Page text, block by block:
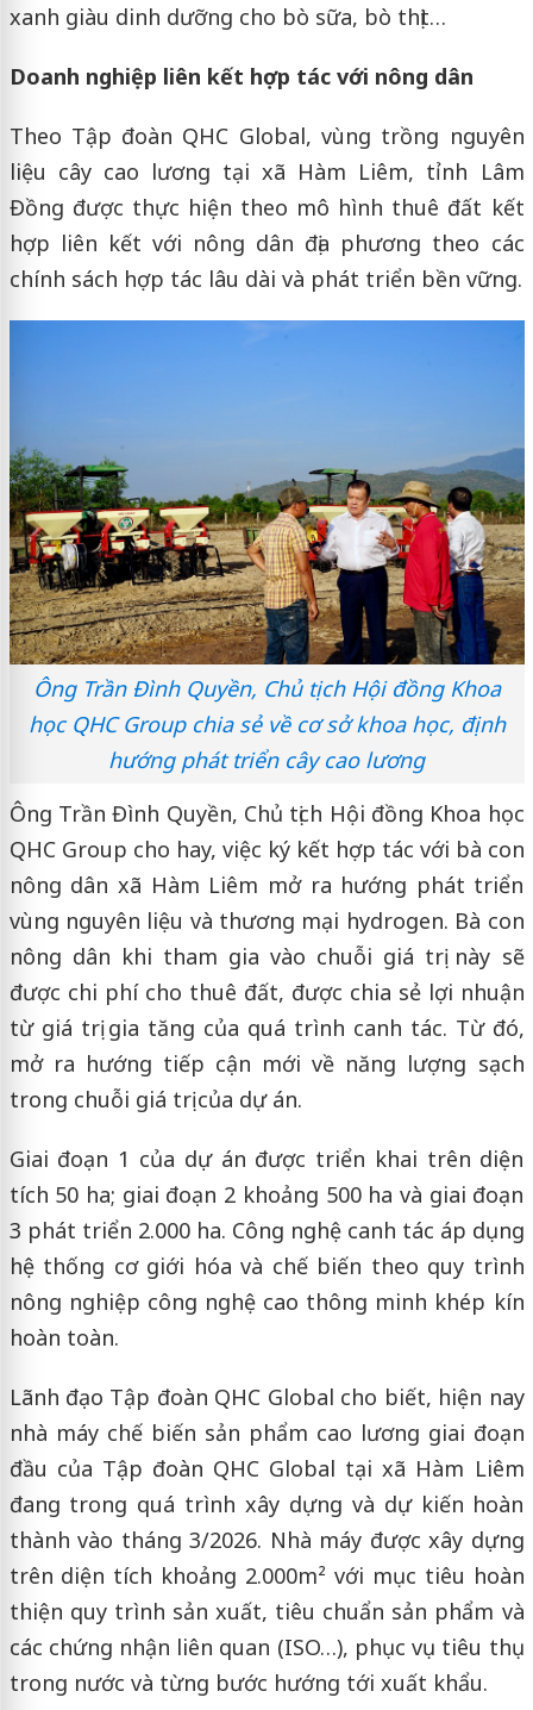
xanh giàu dinh dưỡng cho bò sữa, bò thịt…
Doanh nghiệp liên kết hợp tác với nông dân
Theo Tập đoàn QHC Global, vùng trồng nguyên
liệu cây cao lương tại xã Hàm Liêm, tỉnh Lâm
Đồng được thực hiện theo mô hình thuê đất kết
hợp liên kết với nông dân địa phương theo các
chính sách hợp tác lâu dài và phát triển bền vững.
Ông Trần Đình Quyền, Chủ tịch Hội đồng Khoa
học QHC Group chia sẻ về cơ sở khoa học, định
hướng phát triển cây cao lương
Ông Trần Đình Quyền, Chủ tịch Hội đồng Khoa học
QHC Group cho hay, việc ký kết hợp tác với bà con
nông dân xã Hàm Liêm mở ra hướng phát triển
vùng nguyên liệu và thương mại hydrogen. Bà con
nông dân khi tham gia vào chuỗi giá trị này sẽ
được chi phí cho thuê đất, được chia sẻ lợi nhuận
từ giá trị gia tăng của quá trình canh tác. Từ đó,
mở ra hướng tiếp cận mới về năng lượng sạch
trong chuỗi giá trị của dự án.
Giai đoạn 1 của dự án được triển khai trên diện
tích 50 ha; giai đoạn 2 khoảng 500 ha và giai đoạn
3 phát triển 2.000 ha. Công nghệ canh tác áp dụng
hệ thống cơ giới hóa và chế biến theo quy trình
nông nghiệp công nghệ cao thông minh khép kín
hoàn toàn.
Lãnh đạo Tập đoàn QHC Global cho biết, hiện nay
nhà máy chế biến sản phẩm cao lương giai đoạn
đầu của Tập đoàn QHC Global tại xã Hàm Liêm
đang trong quá trình xây dựng và dự kiến hoàn
thành vào tháng 3/2026. Nhà máy được xây dựng
trên diện tích khoảng 2.000m² với mục tiêu hoàn
thiện quy trình sản xuất, tiêu chuẩn sản phẩm và
các chứng nhận liên quan (ISO…), phục vụ tiêu thụ
trong nước và từng bước hướng tới xuất khẩu.